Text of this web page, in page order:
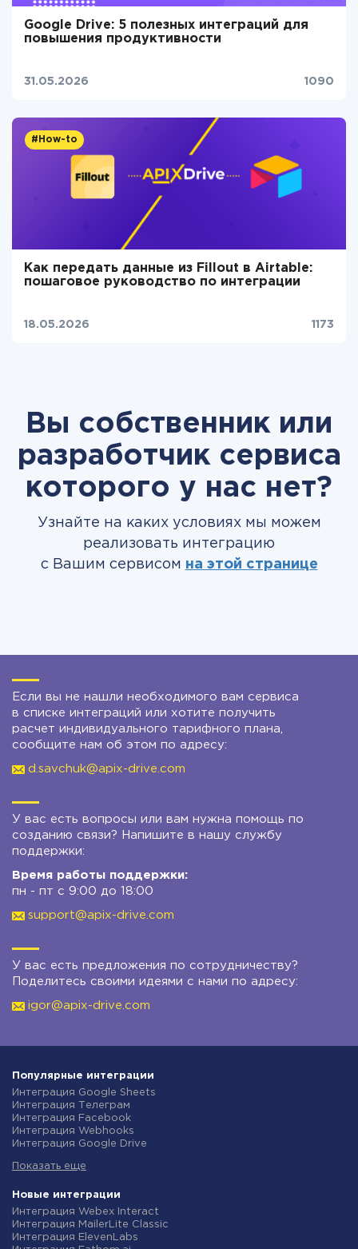
Google Drive: 5 полезных интеграций для
повышения продуктивности
31.05.2026 1090
#How-to
Как передать данные из Fillout в Airtable:
пошаговое руководство по интеграции
18.05.2026 1173
Вы собственник или
разработчик сервиса
которого у нас нет?
Узнайте на каких условиях мы можем
реализовать интеграцию
с Вашим сервисом на этой странице
Если вы не нашли необходимого вам сервиса
в списке интеграций или хотите получить
расчет индивидуального тарифного плана,
сообщите нам об этом по адресу:
d.savchuk@apix-drive.com
У вас есть вопросы или вам нужна помощь по
созданию связи? Напишите в нашу службу
поддержки:
Время работы поддержки:
пн - пт с 9:00 до 18:00
support@apix-drive.com
У вас есть предложения по сотрудничеству?
Поделитесь своими идеями с нами по адресу:
igor@apix-drive.com
Популярные интеграции
Интеграция Google Sheets
Интеграция Телеграм
Интеграция Facebook
Интеграция Webhooks
Интеграция Google Drive
Интеграция Gmail
Интеграция Новая Почта
Интеграция Binotel
Интеграция OpenAI (ChatGPT)
Интеграция Prom
Интеграция Приват24
Показать еще
Новые интеграции
Интеграция Webex Interact
Интеграция MailerLite Classic
Интеграция ElevenLabs